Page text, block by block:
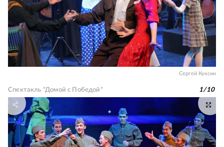
Сергей Куксин
Спектакль "Домой с Победой" 1/10